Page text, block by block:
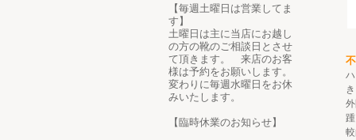
【毎週土曜日は営業してま
す】
土曜日は主に当店にお越し
の方の靴のご相談日とさせ
て頂きます。 来店のお客
様は予約をお願いします。
変わりに毎週水曜日をお休
みいたします。
【臨時休業のお知らせ】